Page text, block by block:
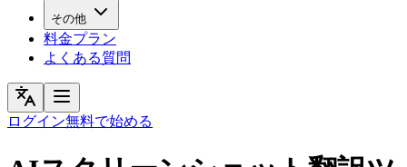
その他
料金プラン
よくある質問
ログイン無料で始める